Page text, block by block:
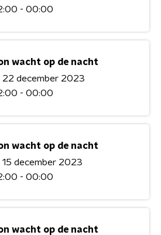
- 00:00
wacht op de nacht
22 december 2023
- 00:00
wacht op de nacht
15 december 2023
- 00:00
wacht op de nacht